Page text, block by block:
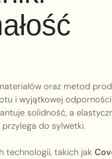
oraz metod
i wyjątkowej
solidność, a
do sylwetki.
technologii, takich jak